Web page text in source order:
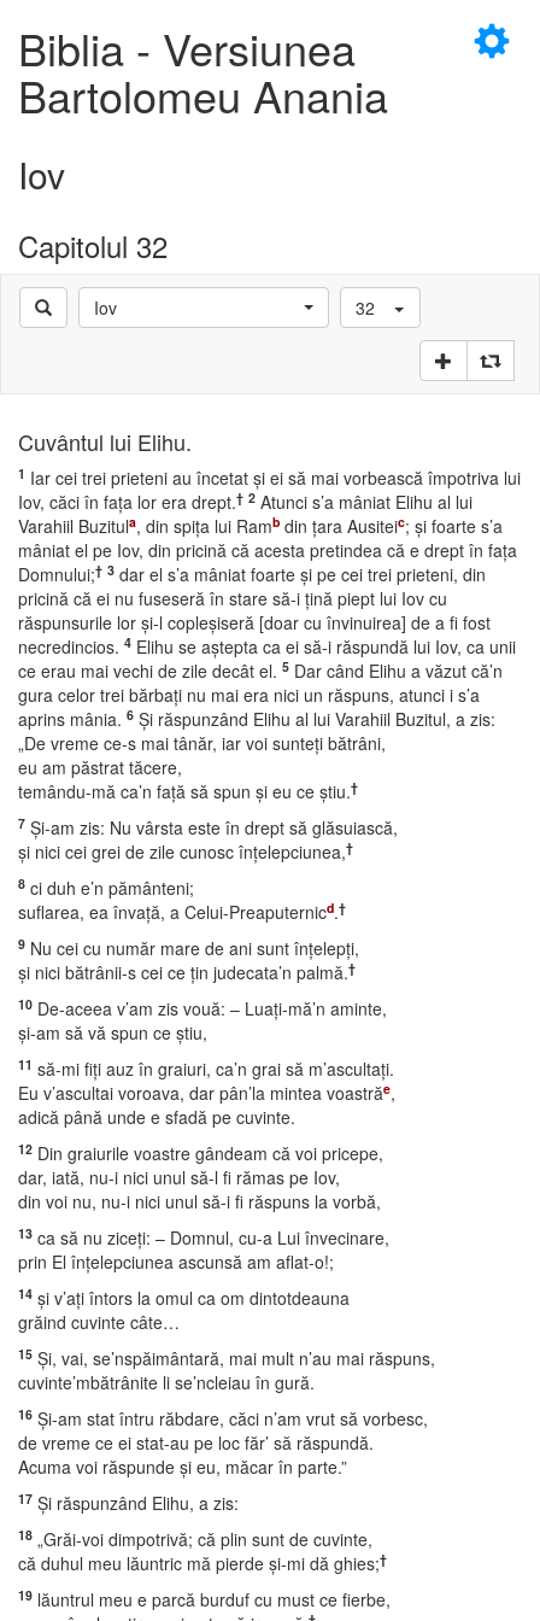
×
Biblia - Versiunea
Bartolomeu Anania
Iov
Capitolul 32
Iov 32
Cuvântul lui Elihu.
1 Iar cei trei prieteni au încetat şi ei să mai vorbească împotriva lui
Iov, căci în faţa lor era drept.† 2 Atunci s’a mâniat Elihu al lui
Varahiil Buzitula, din spiţa lui Ramb din ţara Ausiteic; şi foarte s’a
mâniat el pe Iov, din pricină că acesta pretindea că e drept în faţa
Domnului;† 3 dar el s’a mâniat foarte şi pe cei trei prieteni, din
pricină că ei nu fuseseră în stare să-i ţină piept lui Iov cu
răspunsurile lor şi-l copleşiseră [doar cu învinuirea] de a fi fost
necredincios. 4 Elihu se aştepta ca ei să-i răspundă lui Iov, ca unii
ce erau mai vechi de zile decât el. 5 Dar când Elihu a văzut că’n
gura celor trei bărbaţi nu mai era nici un răspuns, atunci i s’a
aprins mânia. 6 Şi răspunzând Elihu al lui Varahiil Buzitul, a zis:
„De vreme ce-s mai tânăr, iar voi sunteţi bătrâni,
eu am păstrat tăcere,
temându-mă ca’n faţă să spun şi eu ce ştiu.†
7 Şi-am zis: Nu vârsta este în drept să glăsuiască,
şi nici cei grei de zile cunosc înţelepciunea,†
8 ci duh e’n pământeni;
suflarea, ea învaţă, a Celui-Preaputernicd.†
9 Nu cei cu număr mare de ani sunt înţelepţi,
şi nici bătrânii-s cei ce ţin judecata’n palmă.†
10 De-aceea v’am zis vouă: – Luaţi-mă’n aminte,
şi-am să vă spun ce ştiu,
11 să-mi fiţi auz în graiuri, ca’n grai să m’ascultaţi.
Eu v’ascultai voroava, dar pân’la mintea voastrăe,
adică până unde e sfadă pe cuvinte.
12 Din graiurile voastre gândeam că voi pricepe,
dar, iată, nu-i nici unul să-l fi rămas pe Iov,
din voi nu, nu-i nici unul să-i fi răspuns la vorbă,
13 ca să nu ziceţi: – Domnul, cu-a Lui învecinare,
prin El înţelepciunea ascunsă am aflat-o!;
14 şi v’aţi întors la omul ca om dintotdeauna
grăind cuvinte câte…
15 Şi, vai, se’nspăimântară, mai mult n’au mai răspuns,
cuvinte’mbătrânite li se’ncleiau în gură.
16 Şi-am stat întru răbdare, căci n’am vrut să vorbesc,
de vreme ce ei stat-au pe loc făr’ să răspundă.
Acuma voi răspunde şi eu, măcar în parte.”
17 Şi răspunzând Elihu, a zis:
18 „Grăi-voi dimpotrivă; că plin sunt de cuvinte,
că duhul meu lăuntric mă pierde şi-mi dă ghies;†
19 lăuntrul meu e parcă burduf cu must ce fierbe,